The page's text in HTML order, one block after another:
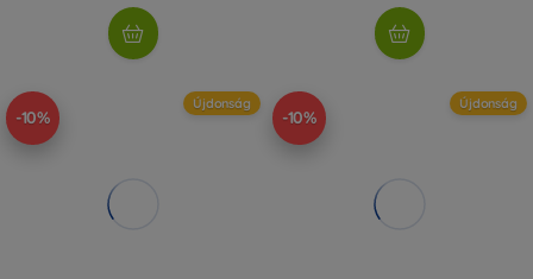
-10%
Újdonság
-10%
Újdonság